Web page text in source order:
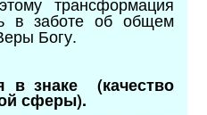
в заботе об общем
Богу.
в знаке (качество
сферы).